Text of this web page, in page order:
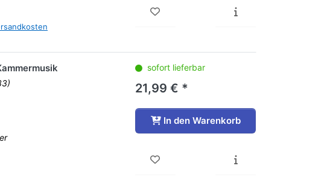
sofort lieferbar
21,99 € *
In den Warenkorb